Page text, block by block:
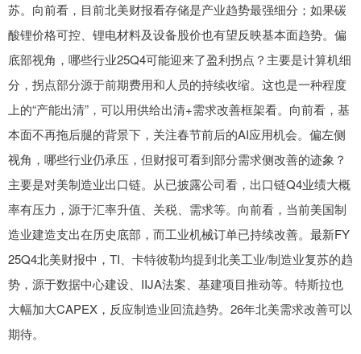
苏。向前看，目前北美财报看存储是产业趋势最强细分；如果碳
酸锂价格可控、锂电材料及设备股价也有望反映基本面趋势。偏
底部视角，哪些行业25Q4可能迎来了盈利拐点？主要是计算机细
分，拐点部分源于前期费用和人员的持续收缩。这也是一种程度
上的“产能出清”，可以用供给出清+需求改善框架看。向前看，基
本面不再拖后腿的背景下，关注春节前后的AI应用机会。偏左侧
视角，哪些行业仍承压，但财报可看到部分需求侧改善的迹象？
主要是对美制造业出口链。从已披露公司看，出口链Q4业绩大概
率有压力，源于汇率升值、关税、需求等。向前看，当前美国制
造业建造支出在历史底部，而工业机械订单已持续改善。最新FY
25Q4北美财报中，TI、卡特彼勒均提到北美工业/制造业复苏的趋
势，源于数据中心建设、IIJA法案、基建项目推动等。特斯拉也
大幅加大CAPEX，反应制造业回流趋势。26年北美需求改善可以
期待。